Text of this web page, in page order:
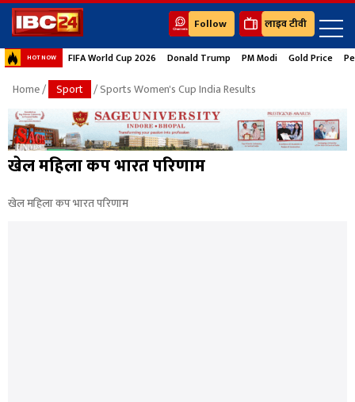
Follow लाइव टीवी
HOT NOW FIFA World Cup 2026 Donald Trump PM Modi Gold Price
Home/ Sport / Sports Women's Cup India Results
खेल महिला कप भारत परिणाम
खेल महिला कप भारत परिणाम